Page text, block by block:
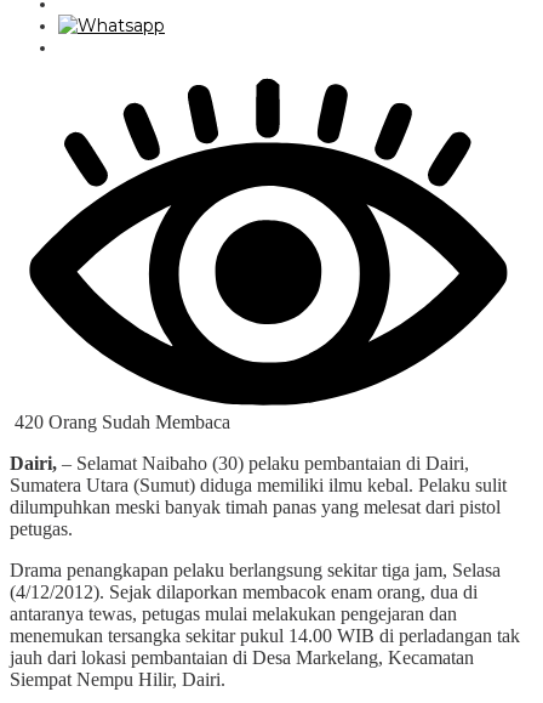
420 Orang Sudah Membaca
Dairi, – Selamat Naibaho (30) pelaku pembantaian di Dairi,
Sumatera Utara (Sumut) diduga memiliki ilmu kebal. Pelaku sulit
dilumpuhkan meski banyak timah panas yang melesat dari pistol
petugas.
Drama penangkapan pelaku berlangsung sekitar tiga jam, Selasa
(4/12/2012). Sejak dilaporkan membacok enam orang, dua di
antaranya tewas, petugas mulai melakukan pengejaran dan
menemukan tersangka sekitar pukul 14.00 WIB di perladangan tak
jauh dari lokasi pembantaian di Desa Markelang, Kecamatan
Siempat Nempu Hilir, Dairi.